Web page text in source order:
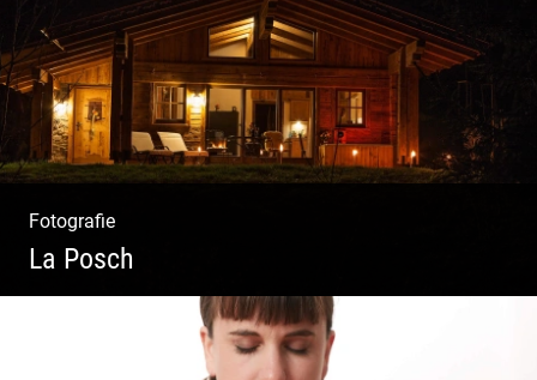
Fotografie
La Posch
Kuschelige Chalets | Traumhaftes Tirol |
Luxuriöse Auszeit | Alpiner Lifestyle